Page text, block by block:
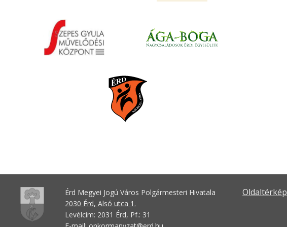
Érd Megyei Jogú Város Polgármesteri Hivatala
2030 Érd, Alsó utca 1.
Levélcím: 2031 Érd, Pf.: 31
Oldaltérkép